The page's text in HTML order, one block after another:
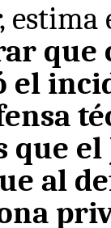
que
el
que
al